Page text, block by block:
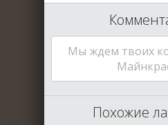
Мы ждем твоих
Похожие